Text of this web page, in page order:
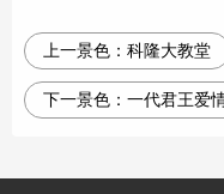
上一景色： 科隆大教堂
下一景色： 一代君王爱